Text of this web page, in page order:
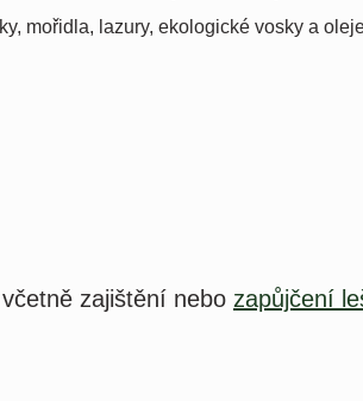
mořidla, lazury, ekologické vosky a
zajištění nebo zapůjčení